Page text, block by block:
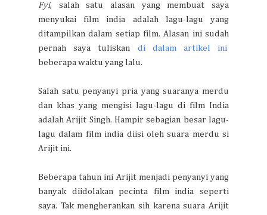
Fyi, salah satu alasan yang membuat saya
menyukai film india adalah lagu-lagu yang
ditampilkan dalam setiap film. Alasan ini sudah
pernah saya tuliskan di dalam artikel ini
beberapa waktu yang lalu.
Salah satu penyanyi pria yang suaranya merdu
dan khas yang mengisi lagu-lagu di film India
adalah Arijit Singh. Hampir sebagian besar lagu-
lagu dalam film india diisi oleh suara merdu si
Arijit ini.
Beberapa tahun ini Arijit menjadi penyanyi yang
banyak diidolakan pecinta film india seperti
saya. Tak mengherankan sih karena suara Arijit